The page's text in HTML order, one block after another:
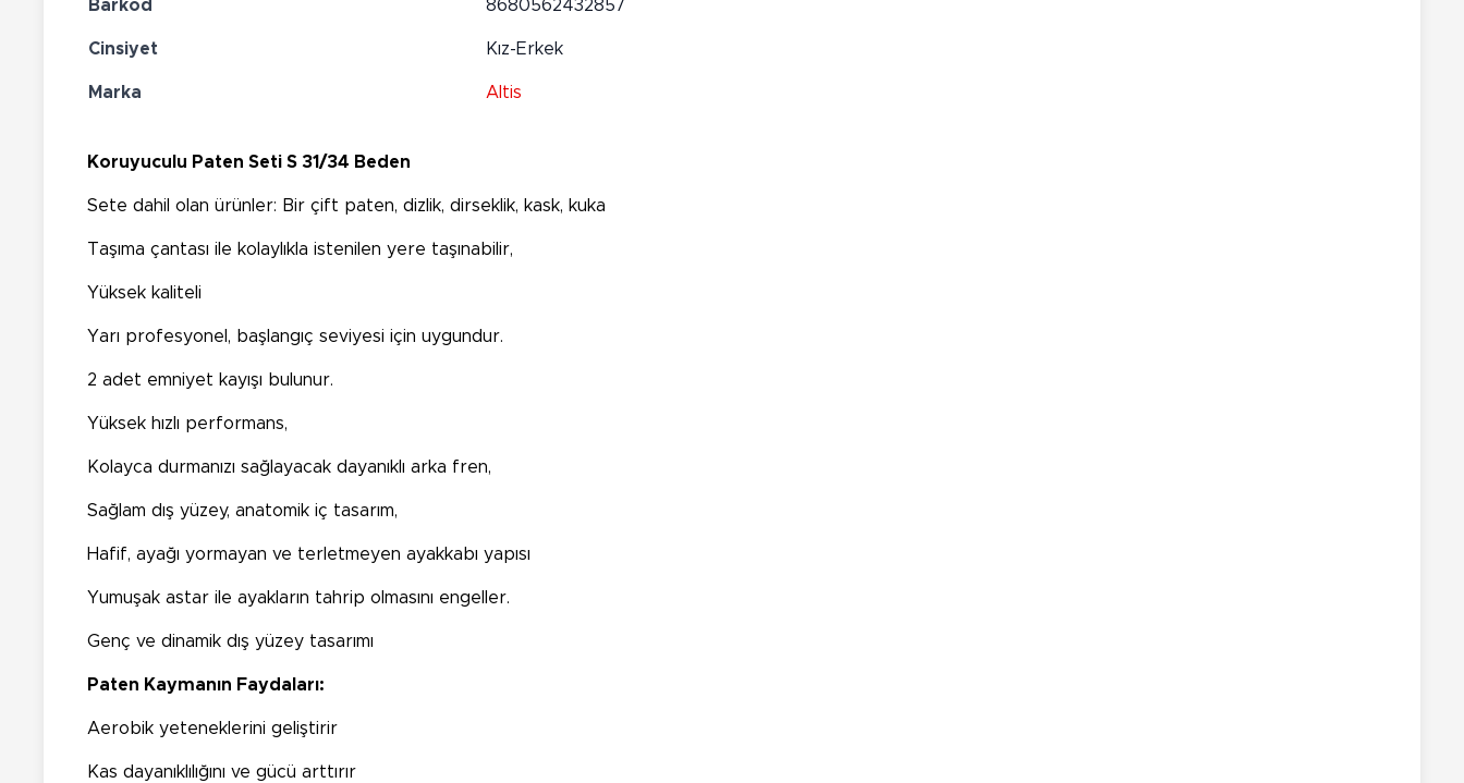
Barkod 8680562432857
Cinsiyet Kız-Erkek
Marka Altis
Koruyuculu Paten Seti S 31/34 Beden
Sete dahil olan ürünler: Bir çift paten, dizlik, dirseklik, kask, kuka
Taşıma çantası ile kolaylıkla istenilen yere taşınabilir,
Yüksek kaliteli
Yarı profesyonel, başlangıç seviyesi için uygundur.
2 adet emniyet kayışı bulunur.
Yüksek hızlı performans,
Kolayca durmanızı sağlayacak dayanıklı arka fren,
Sağlam dış yüzey, anatomik iç tasarım,
Hafif, ayağı yormayan ve terletmeyen ayakkabı yapısı
Yumuşak astar ile ayakların tahrip olmasını engeller.
Genç ve dinamik dış yüzey tasarımı
Paten Kaymanın Faydaları:
Aerobik yeteneklerini geliştirir
Kas dayanıklılığını ve gücü arttırır